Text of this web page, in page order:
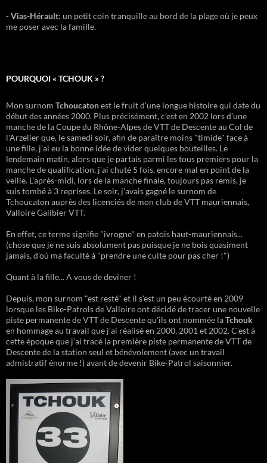
-Vias-Hérault: un petit coin tranquille au bord de la plage où je peux
me poser avec la famille.
POURQUOI « TCHOUK » ?
Mon surnom Tchoucatonest le fruit d'une longue histoire qui date du
début des années 2000. Plus précisément, c'est en 2002 lors d'une
manche de la Coupe du Rhône-Alpes de VTT de Descente au Col de
l'Arzelier que, le samedi soir, afin de paraître moins "timide" face à
une fille, j'ai eu la bonne idée de vider quelques bouteilles. Le
lendemain matin, alors que je partais parmi les tous premiers pour la
manche de qualification, j'ai chuté 5 fois, encore mal en point de la
veille. L'après-midi, lors de la manche finale, toujours pas remis, je
suis tombé à 3 reprises. Le soir, j'avais gagné le surnom de
Tchoucaton auprès des licenciés de mon club de VTT mauriennais,
Valloire Galibier VTT.
En effet, ce terme signifie "ivrogne" en patois haut-mauriennais...
(chose que je ne suis absolument pas puisque je ne bois quasiment
jamais, d'où ma faculté à "prendre une cuite pour pas cher !")
Quant à la fille... A vous de deviner !
Depuis, mon surnom "est resté" et il s'est un peu écourté en 2009
lorsque les Bike-Patrols de Valloire ont décidé de tracer une nouvelle
piste permanente de VTT de Descente qu'ils ont nommée laTchouk
en hommage au travail que j'ai réalisé en 2000, 2001 et 2002. C'est à
cette époque que j'ai tracé la première piste permanente de VTT de
Descente de la station seul et bénévolement (avec un travail
admistratif énorme !) avant de devenir Bike-Patrol saisonnier.